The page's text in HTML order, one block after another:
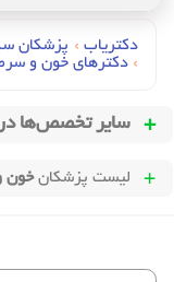
دکتریاب › پزشکان
› دکترهای خون و
سایر تخصص‌ها
لیست پزشکانخون